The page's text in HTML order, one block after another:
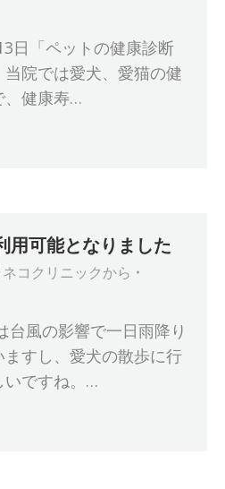
日「ペットの健康診断
院では愛犬、愛猫の健
、健康寿…
用可能となりました
コクリニックから
台風の影響で一日雨降り
すし、愛犬の散歩に行
いですね。…